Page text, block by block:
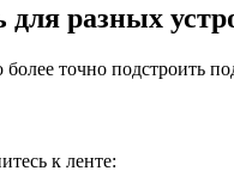
для разных
точно подстроить
к ленте: